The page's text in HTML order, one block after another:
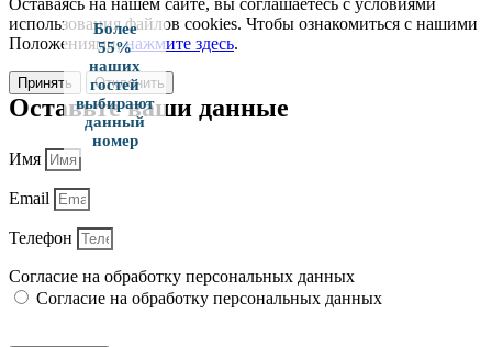
Более
55%
наших
гостей
выбирают
данный
номер
Оставаясь на нашем сайте, вы соглашаетесь с условиями
использования файлов cookies. Чтобы ознакомиться с нашими
Положениями,нажмите здесь.
Принять Отклонить
Оставьте ваши данные
Имя
Email
Телефон
Согласие на обработку персональных данных
Согласие на обработку персональных данных